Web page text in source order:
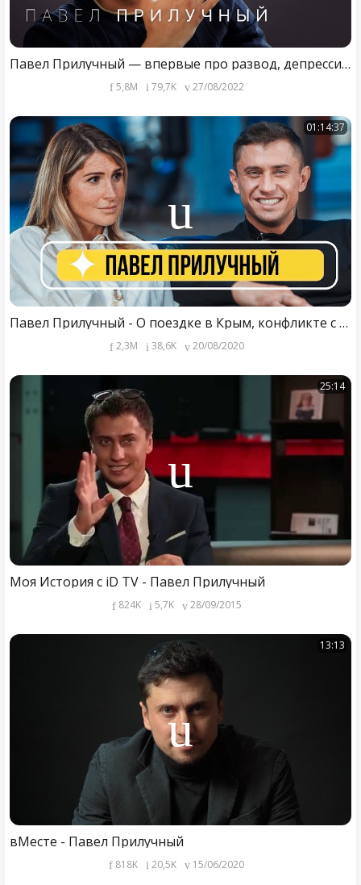
Павел Прилучный — впервые про развод, депрессию, вторую свадьбу и новый «Мажор»
5,8M 79,7K 27/08/2022
01:14:37
Павел Прилучный - О поездке в Крым, конфликте с репортером и новом «Мажоре»
2,3M 38,6K 20/08/2020
25:14
Моя История с iD TV - Павел Прилучный
824K 5,7K 28/09/2015
13:13
вМесте - Павел Прилучный
818K 20,5K 15/06/2020